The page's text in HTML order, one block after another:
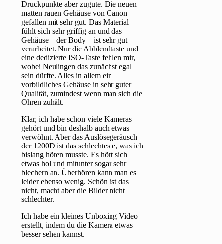
Druckpunkte aber zugute. Die neuen
matten rauen Gehäuse von Canon
gefallen mit sehr gut. Das Material
fühlt sich sehr griffig an und das
Gehäuse – der Body – ist sehr gut
verarbeitet. Nur die Abblendtaste und
eine dedizierte ISO-Taste fehlen mir,
wobei Neulingen das zunächst egal
sein dürfte. Alles in allem ein
vorbildliches Gehäuse in sehr guter
Qualität, zumindest wenn man sich die
Ohren zuhält.
Klar, ich habe schon viele Kameras
gehört und bin deshalb auch etwas
verwöhnt. Aber das Auslösegeräusch
der 1200D ist das schlechteste, was ich
bislang hören musste. Es hört sich
etwas hol und mitunter sogar sehr
blechern an. Überhören kann man es
leider ebenso wenig. Schön ist das
nicht, macht aber die Bilder nicht
schlechter.
Ich habe ein kleines Unboxing Video
erstellt, indem du die Kamera etwas
besser sehen kannst.